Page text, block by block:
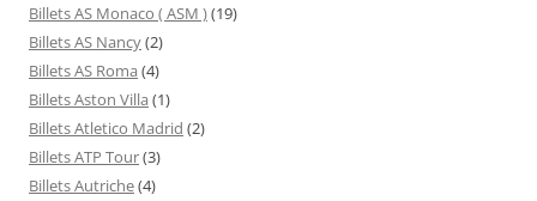
Billets AS Monaco ( ASM )(19)
Billets AS Nancy(2)
Billets AS Roma (4)
Billets Aston Villa (1)
Billets Atletico Madrid (2)
Billets ATP Tour(3)
Billets Autriche(4)